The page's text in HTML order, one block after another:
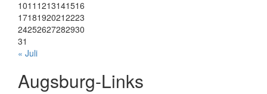
1011 1213141516
17181920212223
24252627282930
31
« Juli
Augsburg-Links